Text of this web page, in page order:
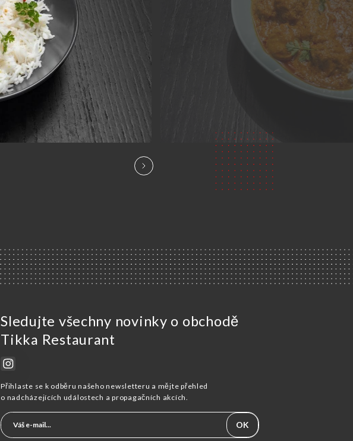
Sledujte všechny novinky o obchodě
Tikka Restaurant
Přihlaste se k odběru našeho newsletteru a mějte přehled
o nadcházejících událostech a propagačních akcích.
OK